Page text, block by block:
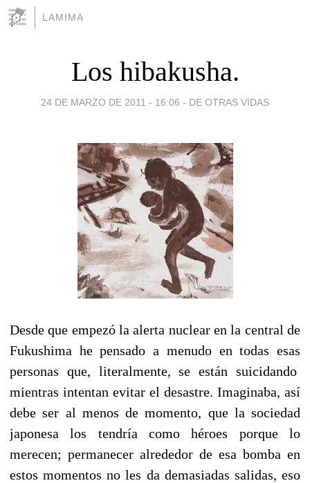
LAMIMA
Los hibakusha.
24 DE MARZO DE 2011 - 16:06 - DE OTRAS VIDAS
Desde que empezó la alerta nuclear en la central de
Fukushima he pensado a menudo en todas esas
personas que, literalmente, se están suicidando
mientras intentan evitar el desastre. Imaginaba, así
debe ser al menos de momento, que la sociedad
japonesa los tendría como héroes porque lo
merecen; permanecer alrededor de esa bomba en
estos momentos no les da demasiadas salidas, eso